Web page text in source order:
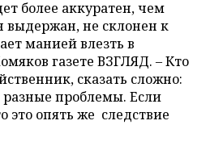
более аккуратен, чем
выдержан, не склонен к
манией влезть в
газете ВЗГЛЯД. –Кто
сказать сложно:
проблемы. Если
это опять же следствие